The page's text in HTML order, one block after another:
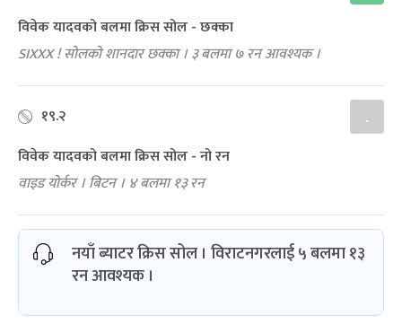
विवेक यादवको बलमा क्रिस सोल - छक्का
SIXXX ! सोलको शानदार छक्का । ३ बलमा ७ रन आवश्यक ।
१९.२ .
विवेक यादवको बलमा क्रिस सोल - नो रन
वाइड योर्कर । बिटन । ४ बलमा १३ रन
नयाँ ब्याटर क्रिस सोल । विराटनगरलाई ५ बलमा १३
रन आवश्यक ।